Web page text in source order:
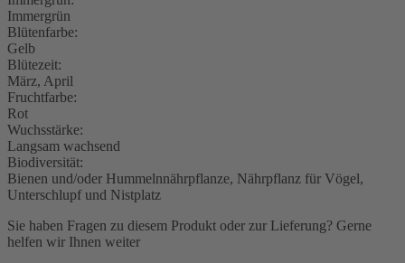
Immergrün
Blütenfarbe:
Gelb
Blütezeit:
März, April
Fruchtfarbe:
Rot
Wuchsstärke:
Langsam wachsend
Biodiversität:
Bienen und/oder Hummelnnährpflanze, Nährpflanz für Vögel,
Unterschlupf und Nistplatz
Sie haben Fragen zu diesem Produkt oder zur Lieferung? Gerne
helfen wir Ihnen weiter